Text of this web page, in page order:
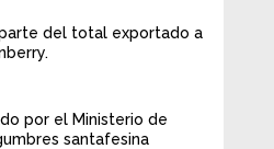
del total exportado a
por el Ministerio de
santafesina